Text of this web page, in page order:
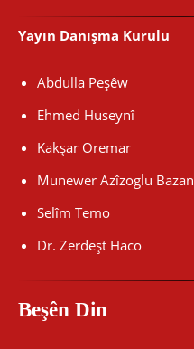
Yayın Danışma Kurulu
Abdulla Peşêw
Ehmed Huseynî
Kakşar Oremar
Munewer Azîzoglu Bazan
Selîm Temo
Dr. Zerdeşt Haco
Beşên Din